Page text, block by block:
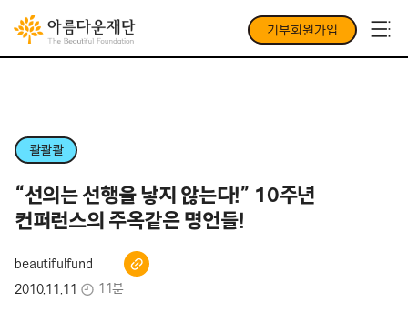
기부회원가입
콸콸콸
“선의는 선행을 낳지 않는다!” 10주년
컨퍼런스의 주옥같은 명언들!
beautifulfund
2010.11.11
11분